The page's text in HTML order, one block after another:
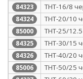
84323 ТНТ-16/8
84324 ТНТ-20/10
85000 ТНТ-25/
84325 ТНТ-30/15
84326 ТНТ-40/20
85006 ТНТ-50/25